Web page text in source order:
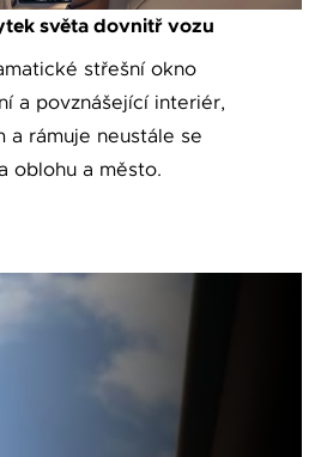
světa dovnitř vozu
střešní okno
a povznášející interiér,
a rámuje neustále se
oblohu a město.